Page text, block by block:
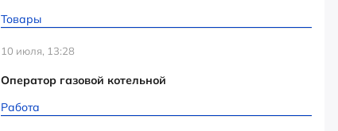
Товары
10 июля, 13:28
Оператор газовой котельной
Работа